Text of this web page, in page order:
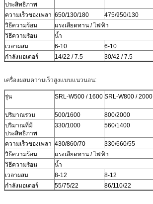
ประสิทธิภาพ
ความเร็วของเพลา 650/130/180 475/950/130
วิธีความร้อน
แรงเสียดทาน / ไฟฟ้า
วิธีความร้อน
น้ำ
เวลาผสม
6-10 6-10
กำลังมอเตอร์
14/22 / 7.5 30/42 / 7.5
เครื่องผสมความเร็วสูงแบบแนวนอน:
รุ่น SRL-W500 / 1600 SRL-W800 / 2000
ปริมาณรวม
500/1600 800/2000
ปริมาณที่มี
ประสิทธิภาพ
330/1000 560/1400
ความเร็วของเพลา 430/860/70 330/660/55
วิธีความร้อน
แรงเสียดทาน / ไฟฟ้า
วิธีความร้อน
น้ำ
เวลาผสม
8-12 8-12
กำลังมอเตอร์
55/75/22 86/110/22